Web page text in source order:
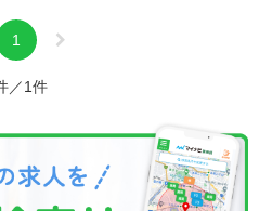
1
／1件